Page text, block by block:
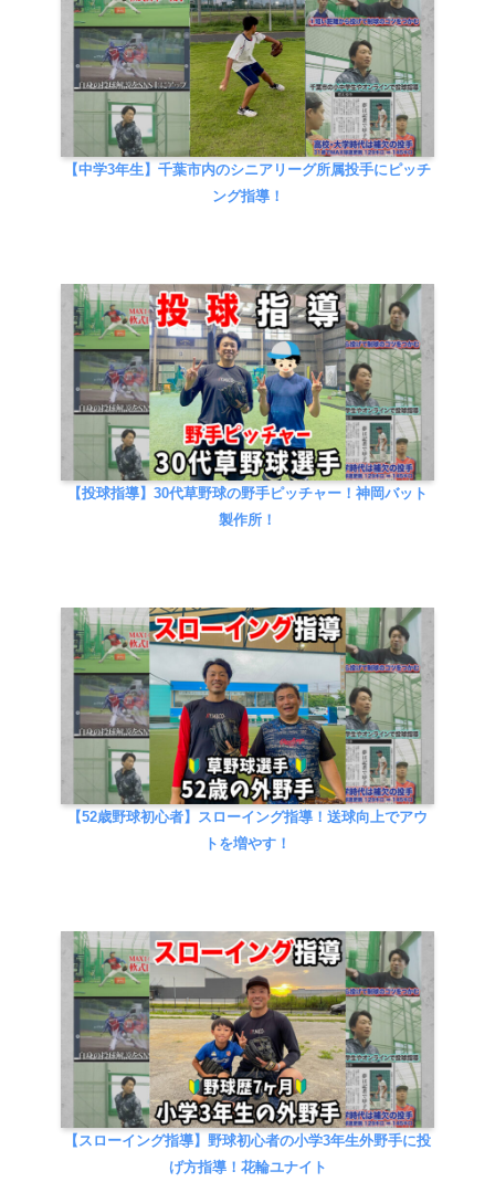
【中学3年生】千葉市内のシニアリーグ所属投手にピッチ
ング指導！
【投球指導】30代草野球の野手ピッチャー！神岡バット
製作所！
【52歳野球初心者】スローイング指導！送球向上でアウ
トを増やす！
【スローイング指導】野球初心者の小学3年生外野手に投
げ方指導！花輪ユナイト